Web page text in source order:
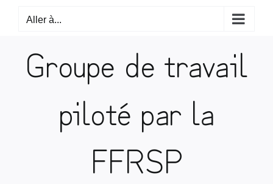
Aller à...
Groupe de travail
piloté par la
FFRSP